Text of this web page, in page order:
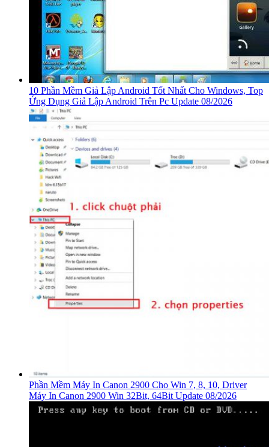
10 Phần Mềm Giả Lập Android Tốt Nhất Cho Windows, Top
Ứng Dụng Giả Lập Android Trên Pc Update 08/2026
Phần Mềm Máy In Canon 2900 Cho Win 7, 8, 10, Driver
Máy In Canon 2900 Win 32Bit, 64Bit Update 08/2026